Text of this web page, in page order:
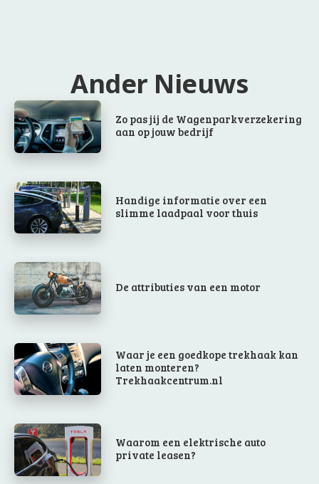
Ander Nieuws
Zo pas jij de Wagenparkverzekering
aan op jouw bedrijf
Handige informatie over een
slimme laadpaal voor thuis
De attributies van een motor
Waar je een goedkope trekhaak kan
laten monteren?
Trekhaakcentrum.nl
Waarom een elektrische auto
private leasen?